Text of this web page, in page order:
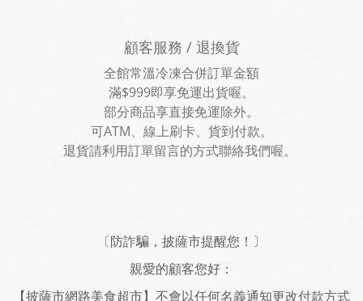
顧客服務 / 退換貨
全館常溫冷凍合併訂單金額
滿$999即享免運出貨喔。
部分商品享直接免運除外。
可ATM、線上刷卡、貨到付款。
退貨請利用訂單留言的方式聯絡我們喔。
〔防詐騙，披薩市提醒您！〕
親愛的顧客您好：
【披薩市網路美食超市】不會以任何名義通知更改付款方式